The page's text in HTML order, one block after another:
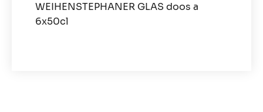
WEIHENSTEPHANER GLAS doos a
6x50cl